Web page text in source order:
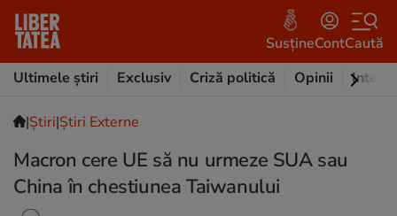
SusțineContCaută
Ultimele știri
Exclusiv Criză politică Opinii
|Ştiri|Știri Externe
Macron cere UE să nu urmeze SUA sau
China în chestiunea Taiwanului